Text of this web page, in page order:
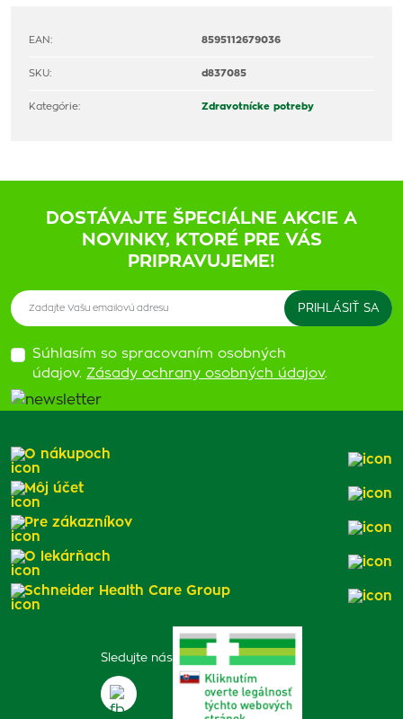
EAN: 8595112679036
SKU: d837085
Kategórie: Zdravotnícke potreby
DOSTÁVAJTE ŠPECIÁLNE AKCIE A
NOVINKY, KTORÉ PRE VÁS
PRIPRAVUJEME!
Súhlasím so spracovaním osobných
údajov. Zásady ochrany osobných údajov.
Sledujte nás
O nákupoch
Môj účet
Pre zákazníkov
O lekárňach
Schneider Health Care Group